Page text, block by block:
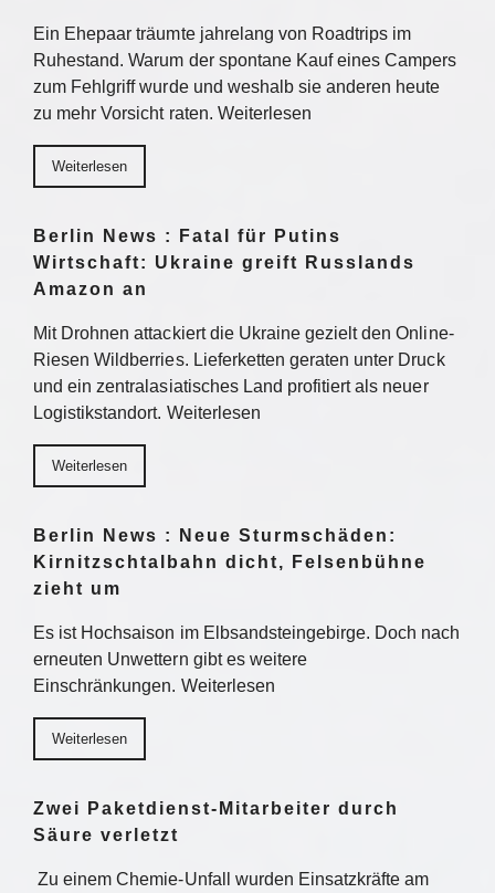
Ein Ehepaar träumte jahrelang von Roadtrips im
Ruhestand. Warum der spontane Kauf eines Campers
zum Fehlgriff wurde und weshalb sie anderen heute
zu mehr Vorsicht raten. Weiterlesen
Weiterlesen
Berlin News : Fatal für Putins
Wirtschaft: Ukraine greift Russlands
Amazon an
Mit Drohnen attackiert die Ukraine gezielt den Online-
Riesen Wildberries. Lieferketten geraten unter Druck
und ein zentralasiatisches Land profitiert als neuer
Logistikstandort. Weiterlesen
Weiterlesen
Berlin News : Neue Sturmschäden:
Kirnitzschtalbahn dicht, Felsenbühne
zieht um
Es ist Hochsaison im Elbsandsteingebirge. Doch nach
erneuten Unwettern gibt es weitere
Einschränkungen. Weiterlesen
Weiterlesen
Zwei Paketdienst-Mitarbeiter durch
Säure verletzt
Zu einem Chemie-Unfall wurden Einsatzkräfte am